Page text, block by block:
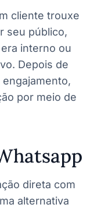
cliente trouxe
seu público,
interno ou
Depois de
por meio de
direta com
alternativa